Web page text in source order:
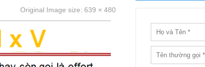
Original Image size: 639 × 480